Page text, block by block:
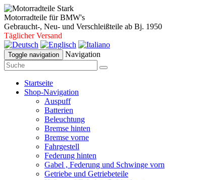
Motorradteile für BMW's
Gebraucht-, Neu- und Verschleißteile ab Bj. 1950
Täglicher Versand
Toggle navigation Navigation
Startseite
Shop-Navigation
Auspuff
Batterien
Beleuchtung
Bremse hinten
Bremse vorne
Fahrgestell
Federung hinten
Gabel , Federung und Schwinge vorn
Getriebe und Getriebeteile